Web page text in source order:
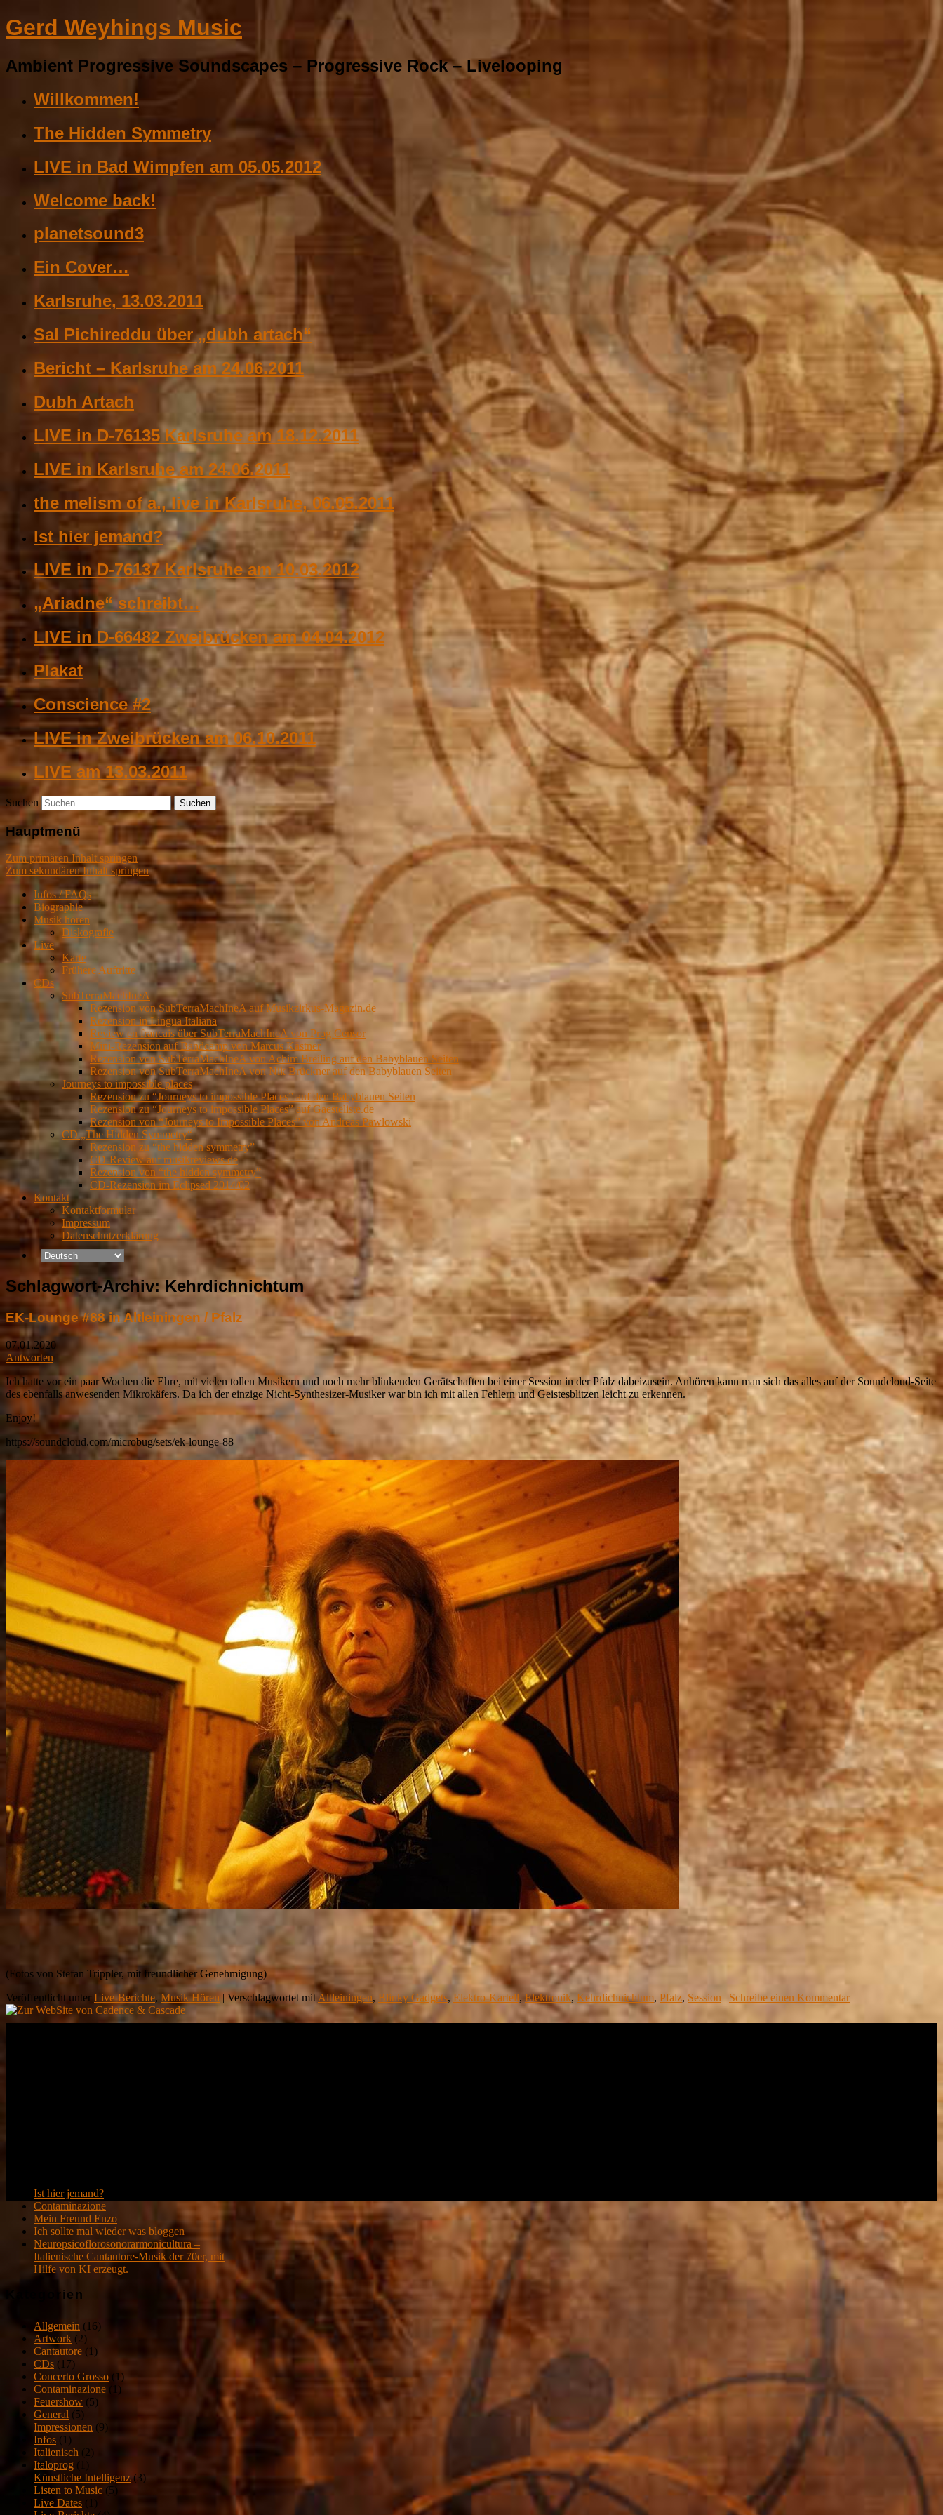
Gerd Weyhings Music
Ambient Progressive Soundscapes – Progressive Rock – Livelooping
Willkommen!
The Hidden Symmetry
LIVE in Bad Wimpfen am 05.05.2012
Welcome back!
planetsound3
Ein Cover…
Karlsruhe, 13.03.2011
Sal Pichireddu über „dubh artach“
Bericht – Karlsruhe am 24.06.2011
Dubh Artach
LIVE in D-76135 Karlsruhe am 18.12.2011
LIVE in Karlsruhe am 24.06.2011
the melism of a., live in Karlsruhe, 06.05.2011
Ist hier jemand?
LIVE in D-76137 Karlsruhe am 10.03.2012
„Ariadne“ schreibt…
LIVE in D-66482 Zweibrücken am 04.04.2012
Plakat
Conscience #2
LIVE in Zweibrücken am 06.10.2011
LIVE am 13.03.2011
Suchen
Hauptmenü
Zum primären Inhalt springen
Zum sekundären Inhalt springen
Infos / FAQs
Biographie
Musik hören
Diskografie
Live
Karte
Frühere Auftritte
CDs
SubTerraMachIneA
Rezension von SubTerraMachIneA auf Musikzirkus-Magazin.de
Rezension in Lingua Italiana
Review en francais über SubTerraMachIneA von Prog Censor
Mini-Rezension auf Bandcamp von Marcus Kästner
Rezension von SubTerraMachIneA von Achim Breiling auf den Babyblauen Seiten
Rezension von SubTerraMachIneA von Nik Brückner auf den Babyblauen Seiten
Journeys to impossible places
Rezension zu “Journeys to impossible Places” auf den Babyblauen Seiten
Rezension zu “Journeys to impossible Places” auf Gaesteliste.de
Rezension von “Journeys to Impossible Places” von Andreas Pawlowski
CD „The Hidden Symmetry“
Rezension zu “the hidden symmetry”
CD-Review auf musikreviews.de
Rezension von “the hidden symmetry”
CD-Rezension im Eclipsed 2014/02
Kontakt
Kontaktformular
Impressum
Datenschutzerklärung
Schlagwort-Archiv: Kehrdichnichtum
EK-Lounge #88 in Altleiningen / Pfalz
07.01.2020
Antworten
Ich hatte vor ein paar Wochen die Ehre, mit vielen tollen Musikern und noch mehr blinkenden Gerätschaften bei einer Session in der Pfalz dabeizusein. Anhören kann man sich das alles auf der Soundcloud-Seite
des ebenfalls anwesenden Mikrokäfers. Da ich der einzige Nicht-Synthesizer-Musiker war bin ich mit allen Fehlern und Geistesblitzen leicht zu erkennen.
Enjoy!
https://soundcloud.com/microbug/sets/ek-lounge-88
(Fotos von Stefan Trippler, mit freundlicher Genehmigung)
Veröffentlicht unter Live-Berichte, Musik Hören | Verschlagwortet mit Altleiningen, Blinky Gadgets, Elektro-Kartell,Elektronik, Kehrdichnichtum, Pfalz, Session | Schreibe einen Kommentar
Ist hier jemand?
Contaminazione
Mein Freund Enzo
Ich sollte mal wieder was bloggen
Neuropsicoflorosonorarmonicultura –
Italienische Cantautore-Musik der 70er, mit
Hilfe von KI erzeugt.
Kategorien
Allgemein (16)
Artwork (2)
Cantautore (1)
CDs (17)
Concerto Grosso (1)
Contaminazione (1)
Feuershow (5)
General (5)
Impressionen (9)
Infos (1)
Italienisch (2)
Italoprog (1)
Künstliche Intelligenz(3)
Listen to Music (5)
Live Dates (1)